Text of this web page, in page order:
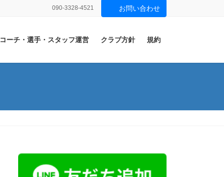
090-3328-4521 お問い合わせ
コーチ・選手・スタッフ運営 クラブ方針 規約